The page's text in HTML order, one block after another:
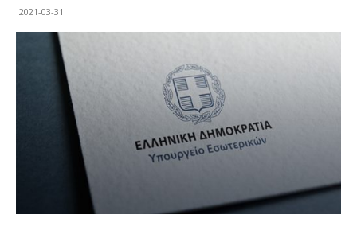
2021-03-31